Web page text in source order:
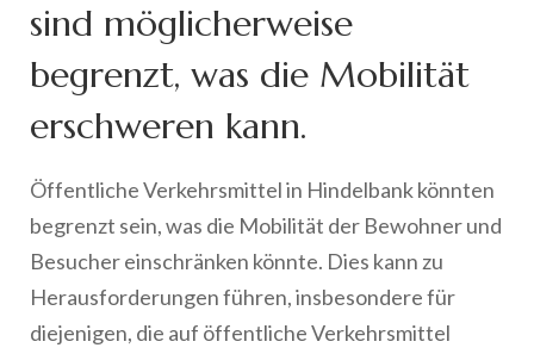
sind möglicherweise
begrenzt, was die Mobilität
erschweren kann.
Öffentliche Verkehrsmittel in Hindelbank könnten
begrenzt sein, was die Mobilität der Bewohner und
Besucher einschränken könnte. Dies kann zu
Herausforderungen führen, insbesondere für
diejenigen, die auf öffentliche Verkehrsmittel